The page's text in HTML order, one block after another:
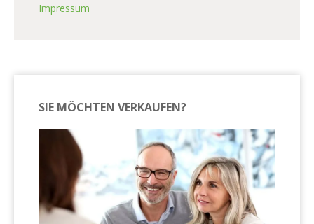
Impressum
SIE MÖCHTEN VERKAUFEN?